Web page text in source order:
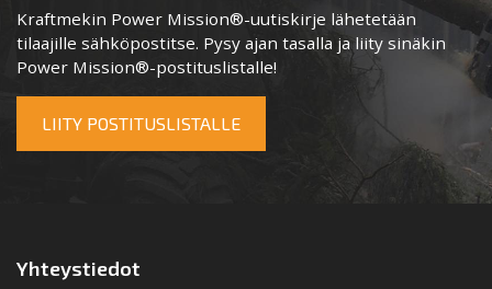
Kraftmekin Power Mission®-uutiskirje lähetetään
tilaajille sähköpostitse. Pysy ajan tasalla ja liity sinäkin
Power Mission®-postituslistalle!
LIITY POSTITUSLISTALLE
Yhteystiedot